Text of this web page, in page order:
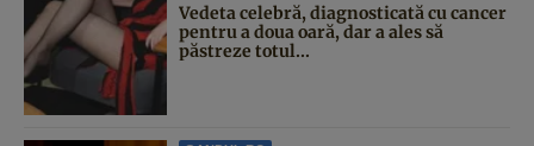
Vedeta celebră, diagnosticată cu cancer
pentru a doua oară, dar a ales să
păstreze totul...